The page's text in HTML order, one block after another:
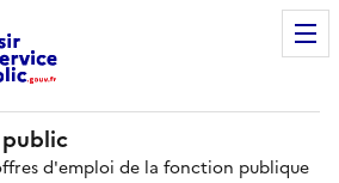
public
d'emploi de la fonction publique